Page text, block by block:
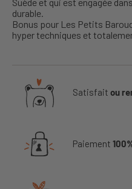
durable.
Bonus pour Les Petits
hyper techniques et
Satisfait ou
Paiement